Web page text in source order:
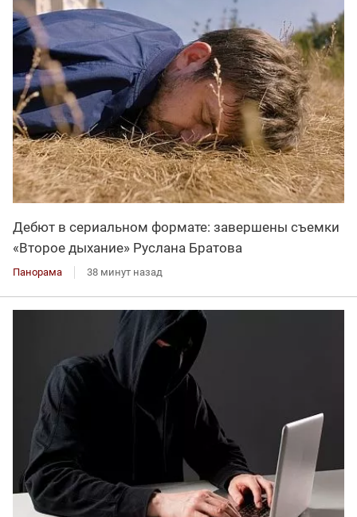
Дебют в сериальном формате: завершены съемки
«Второе дыхание» Руслана Братова
Панорама 38 минут назад